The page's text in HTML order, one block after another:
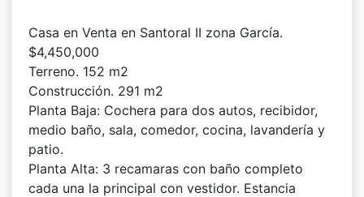
Casa en Venta en Santoral II zona García.
$4,450,000
Terreno. 152 m2
Construcción. 291 m2
Planta Baja: Cochera para dos autos, recibidor,
medio baño, sala, comedor, cocina, lavandería y
patio.
Planta Alta: 3 recamaras con baño completo
cada una la principal con vestidor. Estancia